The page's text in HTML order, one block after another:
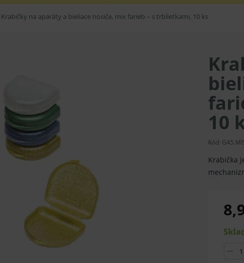
Krabičky na aparáty a bieliace nosiče, mix farieb – s trblietkami, 10 ks
10
Kód:
Krabička